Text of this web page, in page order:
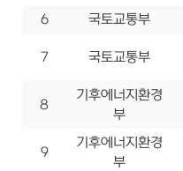
6 국토교통부
7 국토교통부
8
기후에너지환경
부
9
기후에너지환경
부